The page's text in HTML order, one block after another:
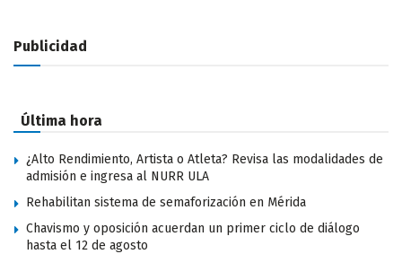
Publicidad
Última hora
¿Alto Rendimiento, Artista o Atleta? Revisa las modalidades de
admisión e ingresa al NURR ULA
Rehabilitan sistema de semaforización en Mérida
Chavismo y oposición acuerdan un primer ciclo de diálogo
hasta el 12 de agosto